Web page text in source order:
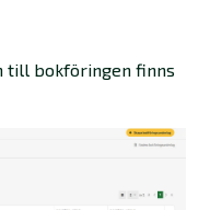
till bokföringen finns